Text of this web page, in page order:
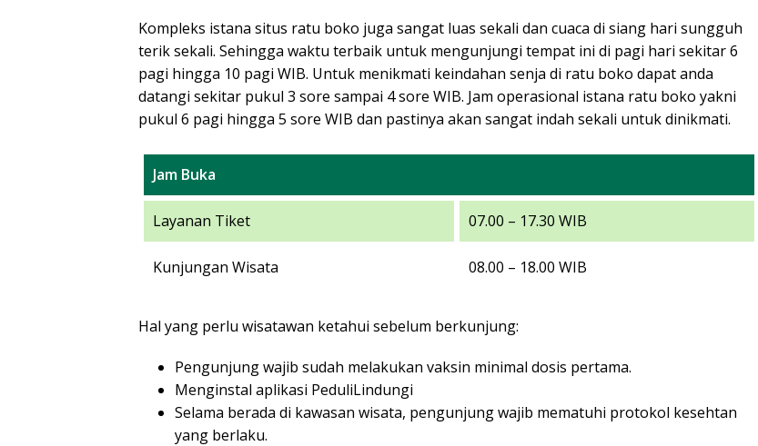
Kompleks istana situs ratu boko juga sangat luas sekali dan cuaca di siang hari sungguh
terik sekali. Sehingga waktu terbaik untuk mengunjungi tempat ini di pagi hari sekitar 6
pagi hingga 10 pagi WIB. Untuk menikmati keindahan senja di ratu boko dapat anda
datangi sekitar pukul 3 sore sampai 4 sore WIB. Jam operasional istana ratu boko yakni
pukul 6 pagi hingga 5 sore WIB dan pastinya akan sangat indah sekali untuk dinikmati.
Jam Buka
Layanan Tiket 07.00 – 17.30 WIB
Kunjungan Wisata 08.00 – 18.00 WIB
Hal yang perlu wisatawan ketahui sebelum berkunjung:
Pengunjung wajib sudah melakukan vaksin minimal dosis pertama.
Menginstal aplikasi PeduliLindungi
Selama berada di kawasan wisata, pengunjung wajib mematuhi protokol kesehtan
yang berlaku.